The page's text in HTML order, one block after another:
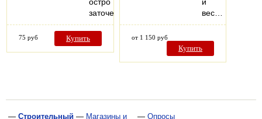
заточенной…
75 руб Купить
вес…
от 1 150 руб
Купить
— Строительный — Магазины и — Опросы